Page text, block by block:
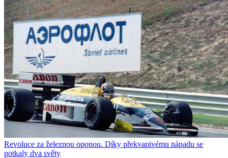
Revoluce za železnou oponou. Díky překvapivému nápadu se
potkaly dva světy